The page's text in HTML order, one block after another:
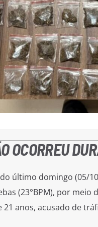
OCORREU
último domingo (05/
(23°BPM), por
21 anos, acusado de